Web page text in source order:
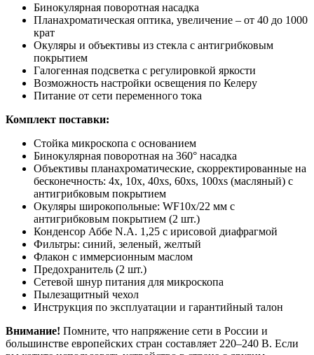
Бинокулярная поворотная насадка
Планахроматическая оптика, увеличение – от 40 до 1000
крат
Окуляры и объективы из стекла с антигрибковым
покрытием
Галогенная подсветка с регулировкой яркости
Возможность настройки освещения по Келеру
Питание от сети переменного тока
Комплект поставки:
Стойка микроскопа с основанием
Бинокулярная поворотная на 360° насадка
Объективы планахроматические, скорректированные на
бесконечность: 4x, 10x, 40xs, 60xs, 100xs (масляный) с
антигрибковым покрытием
Окуляры широкопольные: WF10x/22 мм с
антигрибковым покрытием (2 шт.)
Конденсор Аббе N.A. 1,25 с ирисовой диафрагмой
Фильтры: синий, зеленый, желтый
Флакон с иммерсионным маслом
Предохранитель (2 шт.)
Сетевой шнур питания для микроскопа
Пылезащитный чехол
Инструкция по эксплуатации и гарантийный талон
Внимание! Помните, что напряжение сети в России и
большинстве европейских стран составляет 220–240 В. Если